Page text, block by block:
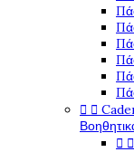
 
 